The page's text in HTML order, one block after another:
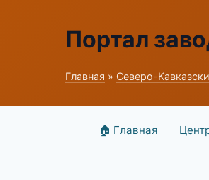
Портал
Главная » Северо-
🏠 Главная